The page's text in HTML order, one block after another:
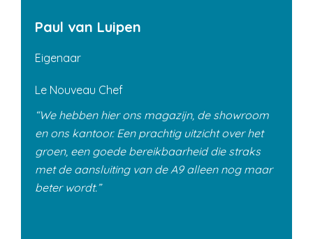
Paul van Luipen
Eigenaar
Le Nouveau Chef
We hebben hier ons magazijn, de showroom
en ons kantoor. Een prachtig uitzicht over het
groen, een goede bereikbaarheid die straks
met de aansluiting van de A9 alleen nog maar
beter wordt.